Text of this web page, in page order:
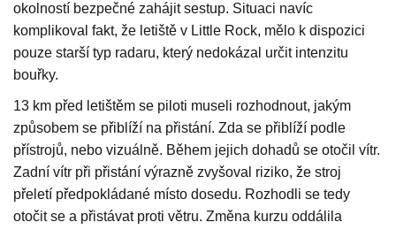
okolností bezpečné zahájit sestup. Situaci navíc
komplikoval fakt, že letiště v Little Rock, mělo k dispozici
pouze starší typ radaru, který nedokázal určit intenzitu
bouřky.
13 km před letištěm se piloti museli rozhodnout, jakým
způsobem se přiblíží na přistání. Zda se přiblíží podle
přístrojů, nebo vizuálně. Během jejich dohadů se otočil vítr.
Zadní vítr při přistání výrazně zvyšoval riziko, že stroj
přeletí předpokládané místo dosedu. Rozhodli se tedy
otočit se a přistávat proti větru. Změna kurzu oddálila